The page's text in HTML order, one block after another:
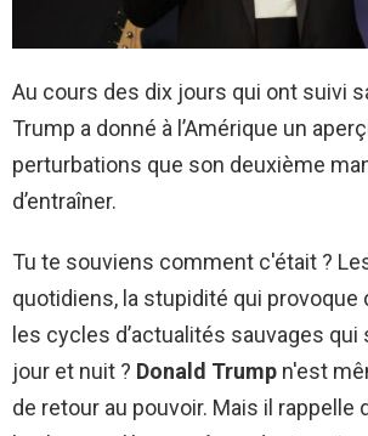
Au cours des dix jours qui ont suivi
Trump a donné à l’Amérique un
perturbations que son deuxième
d’entraîner.
Tu te souviens comment c'était ?
quotidiens, la stupidité qui provoque
les cycles d’actualités sauvages
jour et nuit ? Donald Trump n'est
de retour au pouvoir. Mais il rappelle